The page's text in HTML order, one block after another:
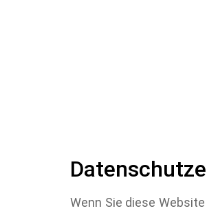
Wenn Sie diese